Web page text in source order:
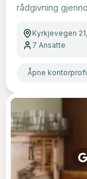
rådgivning
Kyrkjevegen
7 Ansatte
Åpne